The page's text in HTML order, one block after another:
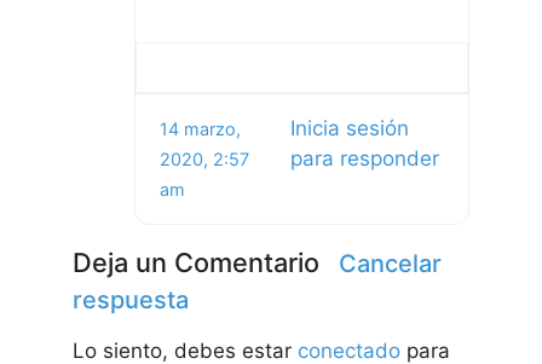
14 marzo,
2020, 2:57
am
Inicia sesión
para responder
Deja un Comentario
Cancelar
respuesta
Lo siento, debes estar conectado para